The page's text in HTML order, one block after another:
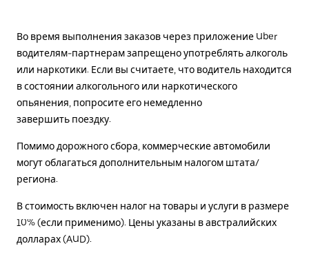
Во время выполнения заказов через приложение Uber
водителям-партнерам запрещено употреблять алкоголь
или наркотики. Если вы считаете, что водитель находится
в состоянии алкогольного или наркотического
опьянения, попросите его немедленно
завершить поездку.
Помимо дорожного сбора, коммерческие автомобили
могут облагаться дополнительным налогом штата/
региона.
В стоимость включен налог на товары и услуги в размере
10% (если применимо). Цены указаны в австралийских
долларах (AUD).